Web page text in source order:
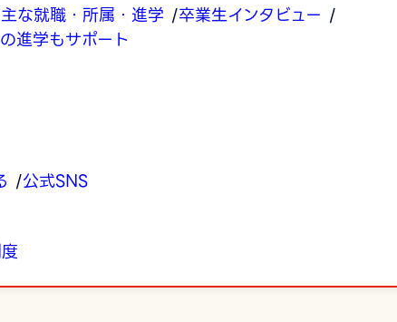
主な就職・所属・進学 卒業生インタビュー
進学もサポート
公式SNS